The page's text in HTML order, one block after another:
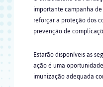
importante campanha
reforçar a proteção dos
prevenção de
Estarão disponíveis as
ação é uma
imunização adequada